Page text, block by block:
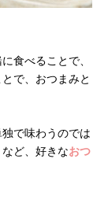
食べることで、
で、おつまみと
で味わうのでは
ど、好きなおつ